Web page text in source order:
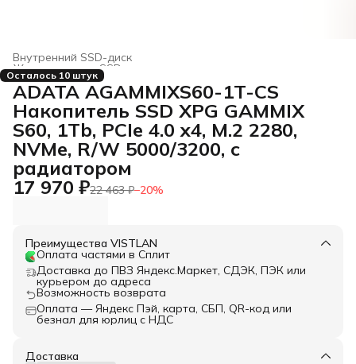
Внутренний SSD-диск
Жесткие диски, SSD и сетевые накопители
Электроника
Главная ›
Осталось 10 штук
ADATA AGAMMIXS60-1T-CS
Накопитель SSD XPG GAMMIX
S60, 1Tb, PCIe 4.0 x4, M.2 2280,
NVMe, R/W 5000/3200, с
радиатором
17 970 ₽22 463 ₽−20%
Преимущества VISTLAN
Оплата частями в Сплит
Доставка до ПВЗ Яндекс.Маркет, СДЭК, ПЭК или
курьером до адреса
Возможность возврата
Оплата — Яндекс Пэй, карта, СБП, QR-код или
безнал для юрлиц с НДС
Доставка